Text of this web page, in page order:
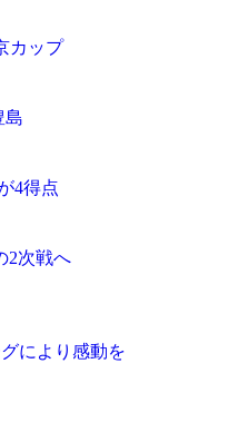
カップ
島
4得点
2次戦へ
により感動を